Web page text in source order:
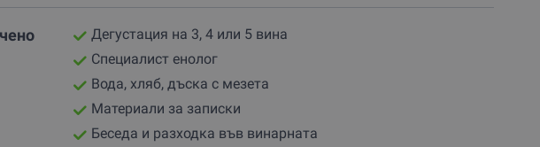
Дегустация на 3, 4 или 5 вина
Специалист енолог
Вода, хляб, дъска с мезета
Материали за записки
Беседа и разходка във винарната